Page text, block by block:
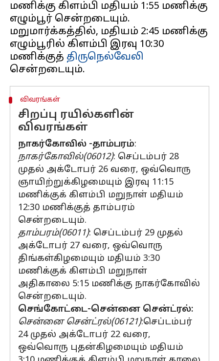
மணிக்கு கிளம்பி மதியம் 1:55 மணிக்கு
எழும்பூர் சென்றடையும்.
மறுமார்க்கத்தில், மதியம் 2:45 மணிக்கு
எழும்பூரில் கிளம்பி இரவு 10:30
மணிக்குத் திருநெல்வேலி
விவரங்கள்
சிறப்பு ரயில்களின்
விவரங்கள்
நாகர்கோவில் -தாம்பரம்:
நாகர்கோவில்(06012): செப்டம்பர் 28
முதல் அக்டோபர் 26 வரை, ஒவ்வொரு
ஞாயிற்றுக்கிழமையும் இரவு 11:15
மணிக்குக் கிளம்பி மறுநாள் மதியம்
12:30 மணிக்குத் தாம்பரம்
சென்றடையும்.
தாம்பரம்(06011): செப்டம்பர் 29 முதல்
அக்டோபர் 27 வரை, ஒவ்வொரு
திங்கள்கிழமையும் மதியம் 3:30
மணிக்குக் கிளம்பி மறுநாள்
அதிகாலை 5:15 மணிக்கு நாகர்கோவில்
சென்றடையும்.
செங்கோட்டை-சென்னை சென்ட்ரல்:
சென்னை சென்ட்ரல்(06121):செப்டம்பர்
24 முதல் அக்டோபர் 22 வரை,
ஒவ்வொரு புதன்கிழமையும் மதியம்